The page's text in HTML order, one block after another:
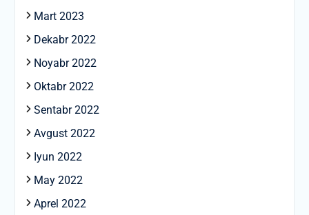
Mart 2023
Dekabr 2022
Noyabr 2022
Oktabr 2022
Sentabr 2022
Avgust 2022
Iyun 2022
May 2022
Aprel 2022